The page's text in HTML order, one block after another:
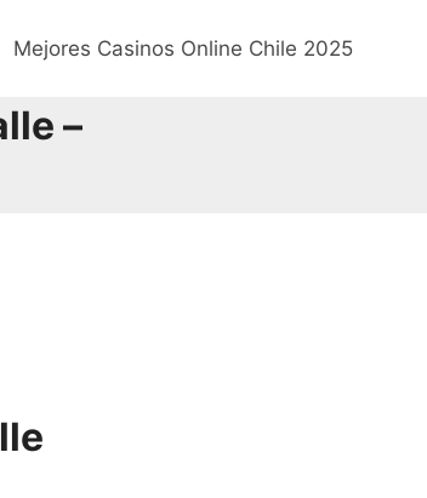
Mejores Casinos Online Chile 2025
–